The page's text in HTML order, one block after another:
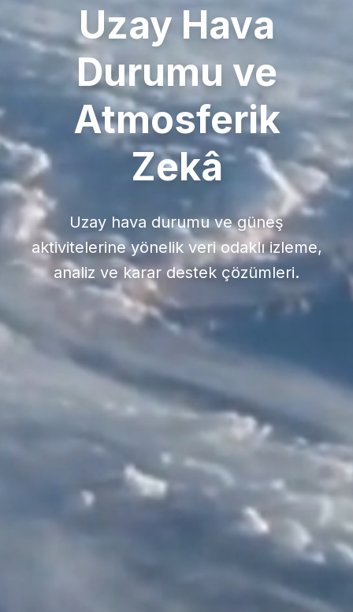
Uzay Hava
Durumu ve
Atmosferik
Zekâ
Uzay hava durumu ve güneş
aktivitelerine yönelik veri odaklı izleme,
analiz ve karar destek çözümleri.